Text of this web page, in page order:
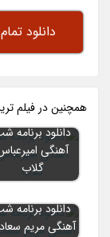
دانلود
همچنين در فيلم
دانلود برنامه
آهنگی
گلاب
دانلود برنامه
آهنگی مریم